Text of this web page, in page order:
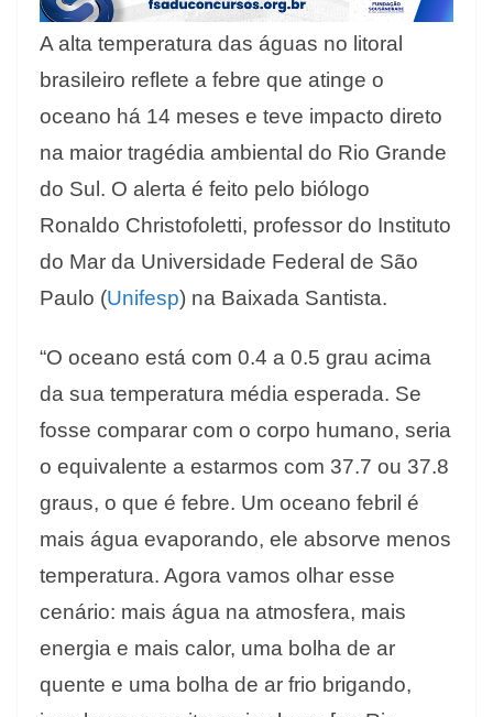
A alta temperatura das águas no litoral
brasileiro reflete a febre que atinge o
oceano há 14 meses e teve impacto direto
na maior tragédia ambiental do Rio Grande
do Sul. O alerta é feito pelo biólogo
Ronaldo Christofoletti, professor do Instituto
do Mar da Universidade Federal de São
Paulo (Unifesp) na Baixada Santista.
“O oceano está com 0.4 a 0.5 grau acima
da sua temperatura média esperada. Se
fosse comparar com o corpo humano, seria
o equivalente a estarmos com 37.7 ou 37.8
graus, o que é febre. Um oceano febril é
mais água evaporando, ele absorve menos
temperatura. Agora vamos olhar esse
cenário: mais água na atmosfera, mais
energia e mais calor, uma bolha de ar
quente e uma bolha de ar frio brigando,